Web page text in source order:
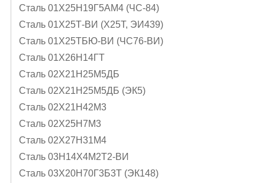
Сталь 01Х25Н19Г5АМ4 (ЧС-84)
Сталь 01Х25Т-ВИ (Х25Т, ЭИ439)
Сталь 01Х25ТБЮ-ВИ (ЧС76-ВИ)
Сталь 01Х26Н14ГТ
Сталь 02Х21Н25М5ДБ
Сталь 02Х21Н25М5ДБ (ЭК5)
Сталь 02Х21Н42М3
Сталь 02Х25Н7М3
Сталь 02Х27Н31М4
Сталь 03Н14Х4М2Т2-ВИ
Сталь 03Х20Н70Г3Б3Т (ЭК148)